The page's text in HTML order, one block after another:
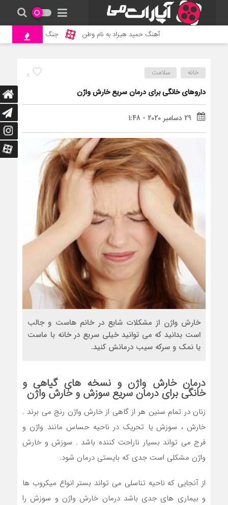
آهنگ حمید هیراد به نام وطن جنگ و نبرد حیوانات وحشی
8 خانه سلامت
داروهای خانگی برای درمان سریع خارش واژن
29 دسامبر 2020 - 1:48
خارش واژن از مشکلات شایع در خانم هاست و جالب
است بدانید که می توانید خیلی سریع در خانه با ماست
یا نمک و سرکه سیب درمانش کنید.
درمان خارش واژنو نسخه های گیاهی و
خانگی برای درمان سریع سوزش وخارش واژن
زنان در تمام سنین هر از گاهی از خارش واژن رنج می برند .
خارش ، سوزش یا تحریک در ناحیه حساس مانند واژن و
فرج می تواند بسیار ناراحت کننده باشد . سوزش و خارش
واژن مشکلی است جدی که بایستی درمان شود.
از آنجایی که ناحیه تناسلی می تواند بستر انواع میکروب ها
و بیماری های جدی باشد درمان خارش واژن و سوزش را